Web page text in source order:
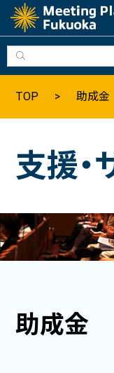
Why
福岡の基
福岡へのアクセス
数字で見る福岡
福岡のイベント・
TOP 助成金
支援・
助成金